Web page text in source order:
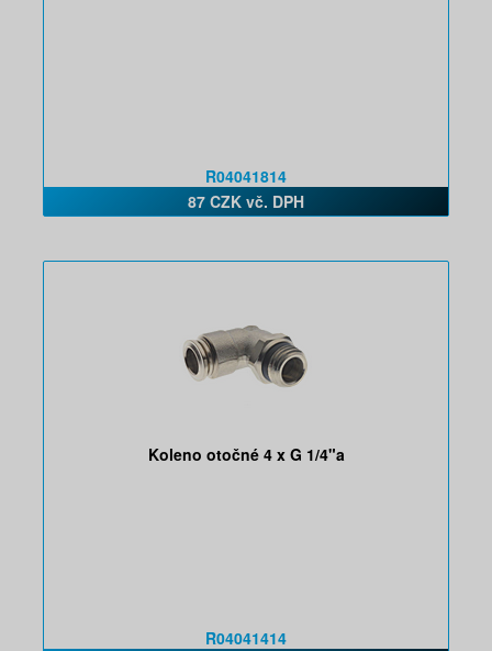
R04041814
87 CZK vč. DPH
Koleno otočné 4 x G 1/4"a
R04041414